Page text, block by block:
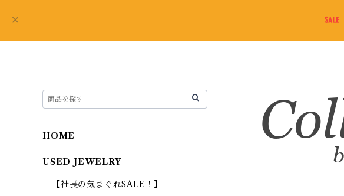
HOME
USED JEWELRY
【社長の気まぐれSALE！】